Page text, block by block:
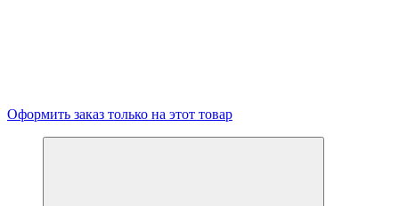
Оформить заказ только на этот товар